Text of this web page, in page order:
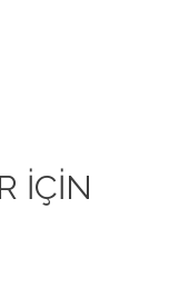
İÇİN